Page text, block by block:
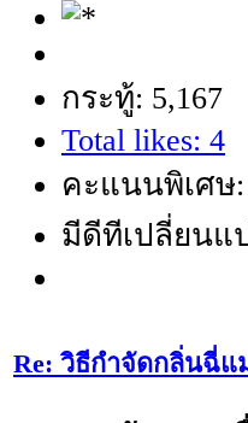
กระทู้: 5,167
Total likes: 4
คะแนนพิเศษ:
มีดีทีเปลี่ยนแ
Re: วิธีกำจัดกลิ่นฉี่แ